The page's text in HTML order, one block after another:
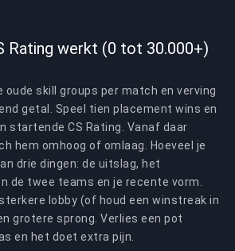
Rating werkt (0 tot 30.000+)
oude skill groups per match en verving
getal. Speel tien placement wins en
startende CS Rating. Vanaf daar
hem omhoog of omlaag. Hoeveel je
drie dingen: de uitslag, het
de twee teams en je recente vorm.
lobby (of houd een winstreak in
grotere sprong. Verlies een pot
en het doet extra pijn.